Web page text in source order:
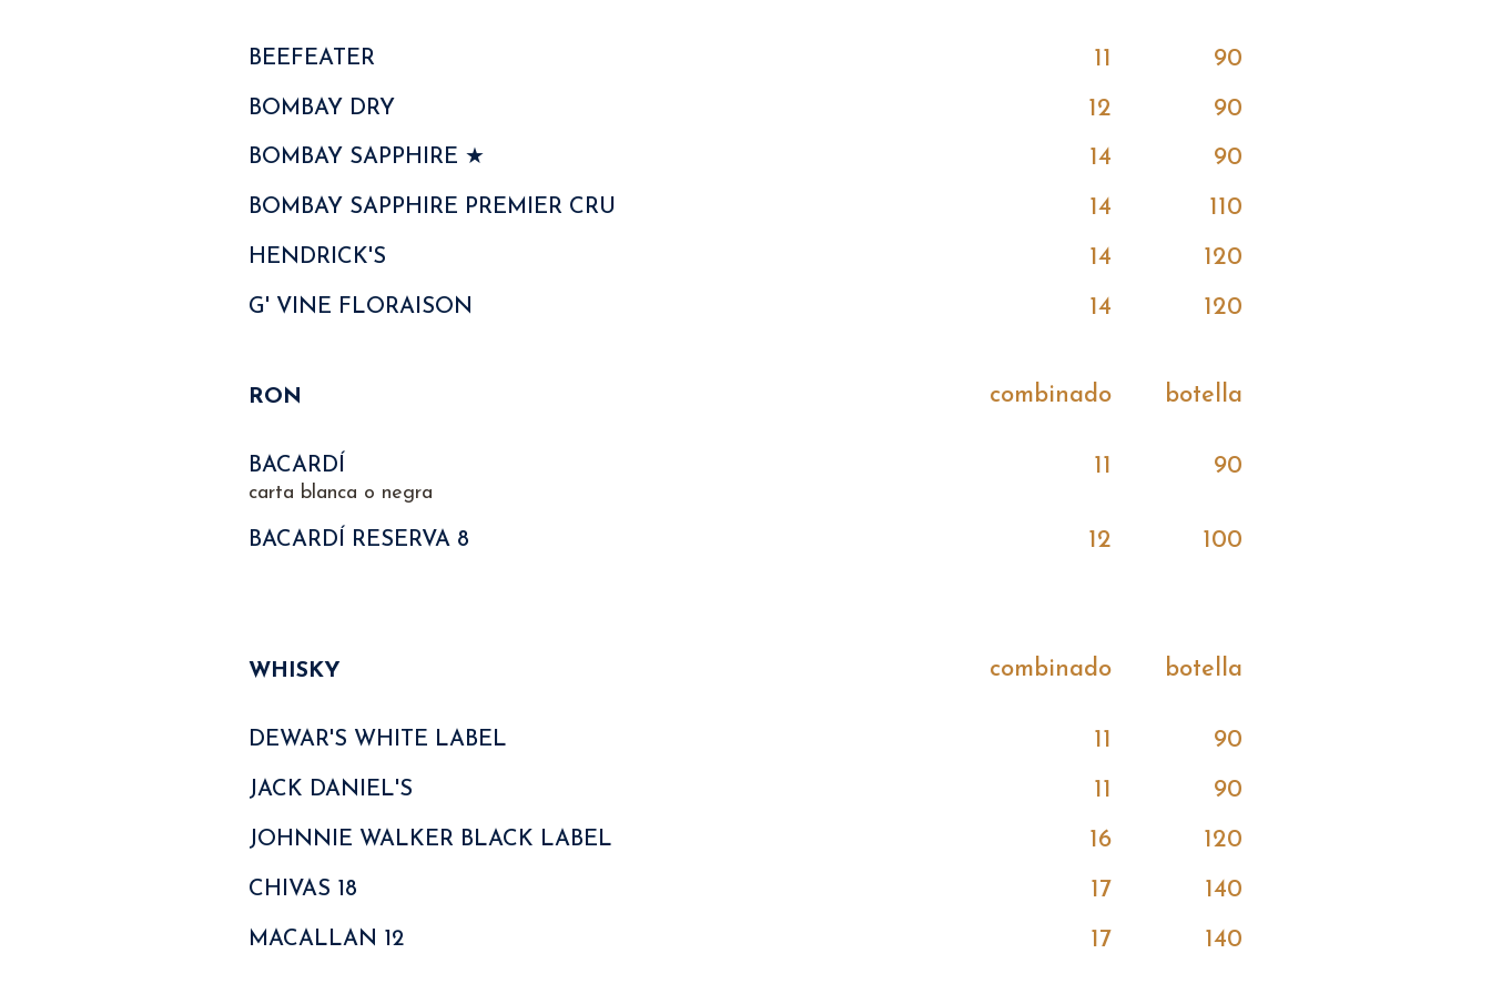
BEEFEATER 11 90
BOMBAY DRY 12 90
BOMBAY SAPPHIRE ★ 14 90
BOMBAY SAPPHIRE PREMIER CRU 14 110
HENDRICK'S 14 120
G' VINE FLORAISON 14 120
RON combinado botella
BACARDÍ
carta blanca o negra
11 90
BACARDÍ RESERVA 8 12 100
WHISKY combinado botella
DEWAR'S WHITE LABEL 11 90
JACK DANIEL'S 11 90
JOHNNIE WALKER BLACK LABEL 16 120
CHIVAS 18 17 140
MACALLAN 12 17 140